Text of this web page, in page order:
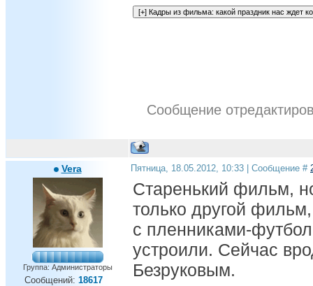
Сообщение
Vera
Группа: Администраторы
Сообщений: 18617
Пятница, 18.05.2012, 10:33 | Сообщение #
Старенький фильм,
только другой
с пленниками-
устроили. Сейчас
Безруковым.